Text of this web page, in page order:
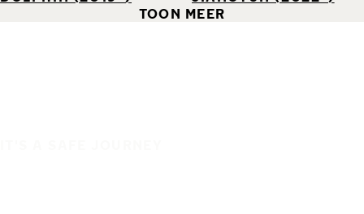
TOON MEER